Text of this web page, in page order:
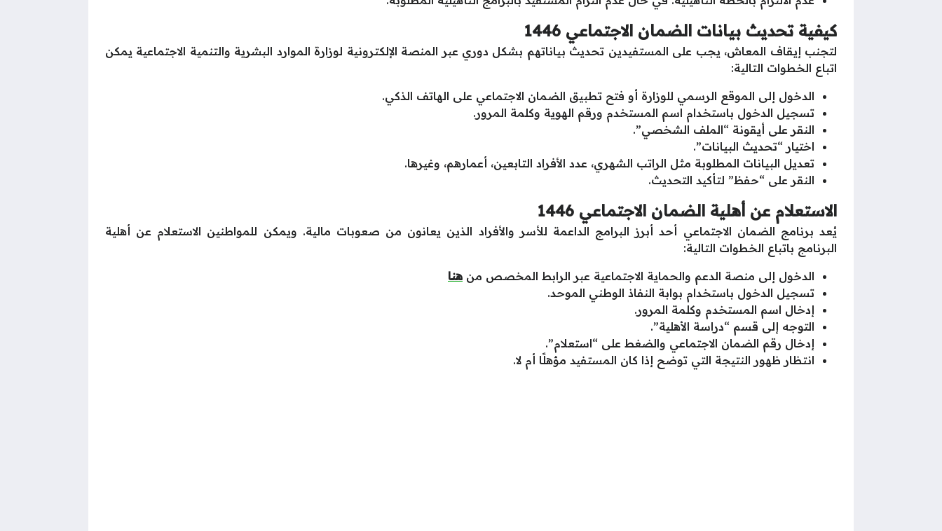
كيفية تحديث بيانات الضمان الاجتماعي 1446
لتجنب إيقاف المعاش، يجب على المستفيدين تحديث بياناتهم بشكل دوري عبر المنصة الإلكترونية لوزارة الموارد البشرية والتنمية الاجتماعية يمكن
اتباع الخطوات التالية:
الدخول إلى الموقع الرسمي للوزارة أو فتح تطبيق الضمان الاجتماعي على الهاتف الذكي.
تسجيل الدخول باستخدام اسم المستخدم ورقم الهوية وكلمة المرور.
النقر على أيقونة “الملف الشخصي”.
اختيار “تحديث البيانات”.
تعديل البيانات المطلوبة مثل الراتب الشهري، عدد الأفراد التابعين، أعمارهم، وغيرها.
النقر على “حفظ” لتأكيد التحديث.
الاستعلام عن أهلية الضمان الاجتماعي 1446
يُعد برنامج الضمان الاجتماعي أحد أبرز البرامج الداعمة للأسر والأفراد الذين يعانون من صعوبات مالية. ويمكن للمواطنين الاستعلام عن أهلية
البرنامج باتباع الخطوات التالية:
الدخول إلى منصة الدعم والحماية الاجتماعية عبر الرابط المخصص من هنا
تسجيل الدخول باستخدام بوابة النفاذ الوطني الموحد.
إدخال اسم المستخدم وكلمة المرور.
التوجه إلى قسم “دراسة الأهلية”.
إدخال رقم الضمان الاجتماعي والضغط على “استعلام”.
انتظار ظهور النتيجة التي توضح إذا كان المستفيد مؤهلًا أم لا.